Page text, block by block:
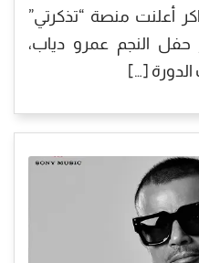
للتذاكر أعلنت منصة “تذكرتي”
حفل النجم عمرو دياب،
[…]